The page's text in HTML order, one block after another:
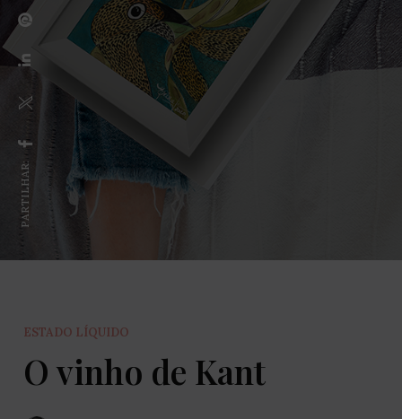
PARTILHAR:
ESTADO LÍQUIDO
O vinho de Kant